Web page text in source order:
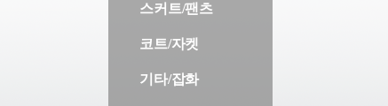
스커트/팬츠
코트/자켓
기타/잡화